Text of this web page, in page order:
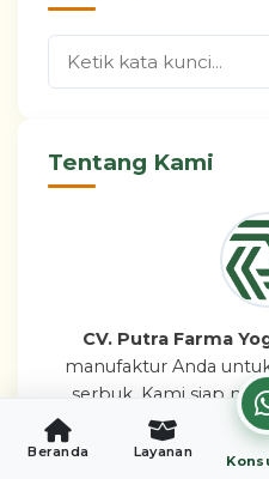
Tentang Kami
CV. Putra Farma
manufaktur Anda
serbuk. Kami siap
bisnis brand
aman,
Beranda Layanan